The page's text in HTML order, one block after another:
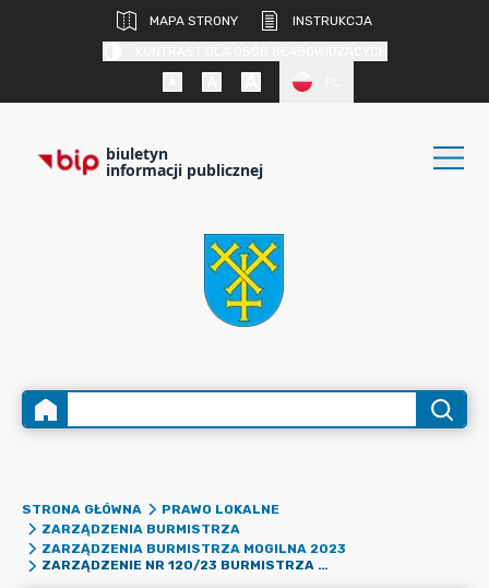
MAPA STRONY
INSTRUKCJA
biuletyn
informacji publicznej
STRONA GŁÓWNA
PRAWO LOKALNE
ZARZĄDZENIA BURMISTRZA
ZARZĄDZENIA BURMISTRZA MOGILNA 2023
ZARZĄDZENIE NR 120/23 BURMISTRZA MOGILNA ZMIENIAJĄCE ZARZĄDZENIE W SPRAWIE POWOŁANIA RADY SPORTU W GMINIE MOGILNO